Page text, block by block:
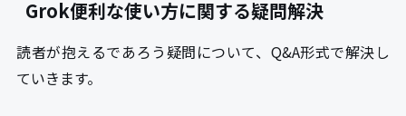
Grok便利な使い方に関する疑問解決
読者が抱えるであろう疑問について、Q&A形式で解決し
ていきます。